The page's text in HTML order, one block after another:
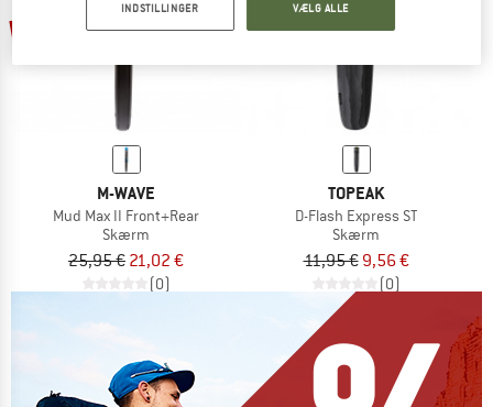
M-WAVE
Mud Max II Front+Rear
Skærm
25,95 € 21,02 €
(0)
20%
TOPEAK
D-Flash Express ST
Skærm
11,95 € 9,56 €
(0)
INDSTILLINGER VÆLG ALLE